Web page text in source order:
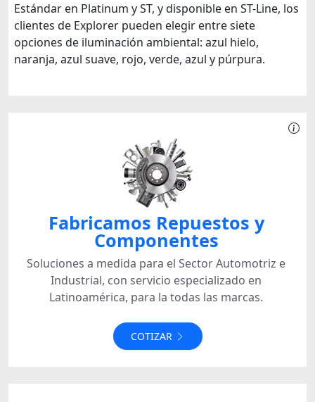
Estándar en Platinum y ST, y disponible en ST-Line, los
clientes de Explorer pueden elegir entre siete
opciones de iluminación ambiental: azul hielo,
naranja, azul suave, rojo, verde, azul y púrpura.
Fabricamos Repuestos y
Componentes
Soluciones a medida para el Sector Automotriz e
Industrial, con servicio especializado en
Latinoamérica, para la todas las marcas.
COTIZAR